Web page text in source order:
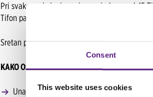
Consent
This website uses cookies
Pri svakom plaćanju goriva na jednom od 45
Tifon partnersku karticu i ostvarite popust od
Sretan put žele vam Carwiz rent a car i Tifon!
KAKO OSTVARITI POPUST NA TIFON
Unajmite vozilo u najbližoj CARWIZ rent a